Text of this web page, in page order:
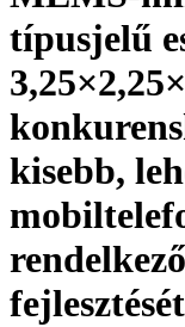
típusjelű
kisebb,
fejlesztését